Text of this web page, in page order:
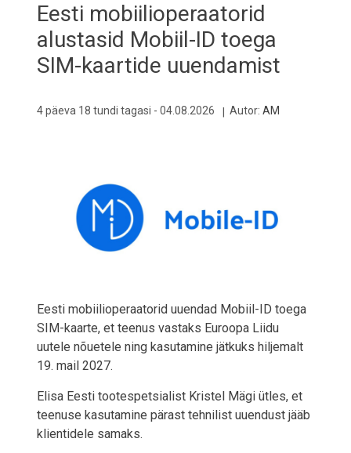
Eesti mobiilioperaatorid
alustasid Mobiil-ID toega
SIM-kaartide uuendamist
4 päeva 18 tundi tagasi - 04.08.2026 Autor: AM
Eesti mobiilioperaatorid uuendad Mobiil-ID toega
SIM-kaarte, et teenus vastaks Euroopa Liidu
uutele nõuetele ning kasutamine jätkuks hiljemalt
19. mail 2027.
Elisa Eesti tootespetsialist Kristel Mägi ütles, et
teenuse kasutamine pärast tehnilist uuendust jääb
klientidele samaks.